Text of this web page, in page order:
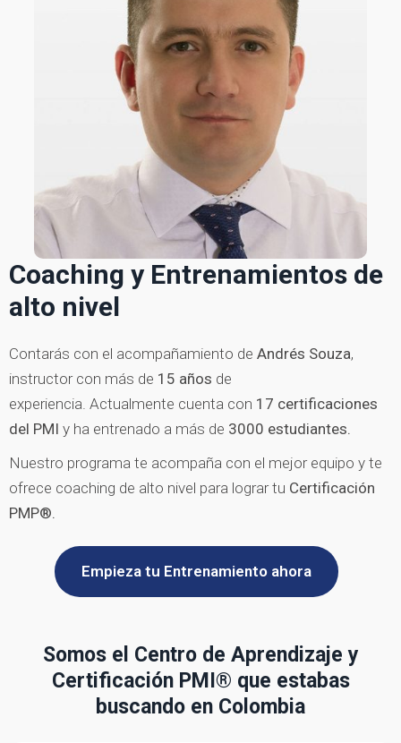
Coaching y Entrenamientos de
alto nivel
Contarás con el acompañamiento de Andrés Souza,
instructor con más de 15 años de
experiencia. Actualmente cuenta con 17 certificaciones
del PMI y ha entrenado a más de 3000 estudiantes.
Nuestro programa te acompaña con el mejor equipo y te
ofrece coaching de alto nivel para lograr tu Certificación
PMP®.
Empieza tu Entrenamiento ahora
Somos el Centro de Aprendizaje y
Certificación PMI® que estabas
buscando en Colombia